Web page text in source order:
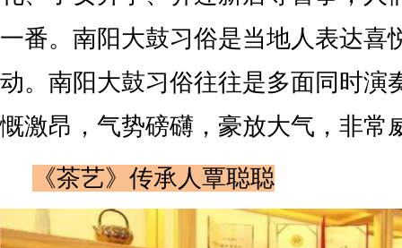
一番。南阳大鼓习俗是当地人表达喜
动。南阳大鼓习俗往往是多面同时演
慨激昂，气势磅礴，豪放大气，非常
《茶艺》传承人覃聪聪